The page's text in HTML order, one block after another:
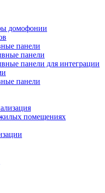
домофонии
панели
панели
панели для интеграции
панели
помещениях